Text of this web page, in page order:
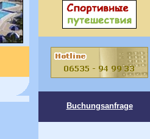
Buchungsanfrage